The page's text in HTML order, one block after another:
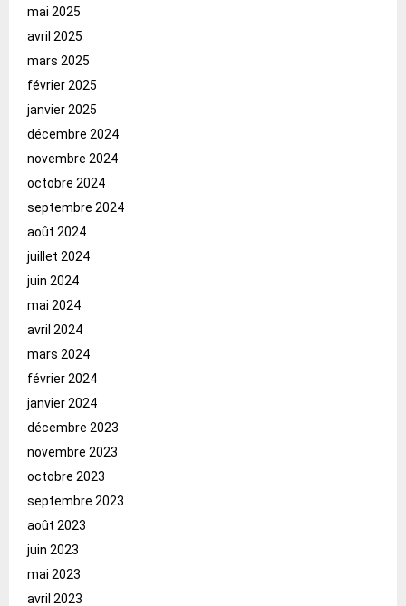
mai 2025
avril 2025
mars 2025
février 2025
janvier 2025
décembre 2024
novembre 2024
octobre 2024
septembre 2024
août 2024
juillet 2024
juin 2024
mai 2024
avril 2024
mars 2024
février 2024
janvier 2024
décembre 2023
novembre 2023
octobre 2023
septembre 2023
août 2023
juin 2023
mai 2023
avril 2023